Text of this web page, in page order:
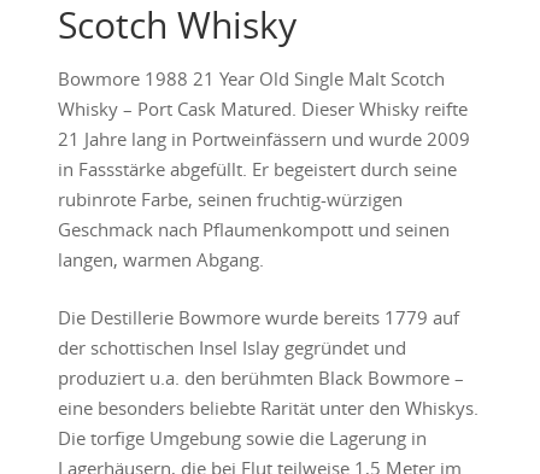
Scotch Whisky
Bowmore 1988 21 Year Old Single Malt Scotch
Whisky – Port Cask Matured. Dieser Whisky reifte
21 Jahre lang in Portweinfässern und wurde 2009
in Fassstärke abgefüllt. Er begeistert durch seine
rubinrote Farbe, seinen fruchtig-würzigen
Geschmack nach Pflaumenkompott und seinen
langen, warmen Abgang.
Die Destillerie Bowmore wurde bereits 1779 auf
der schottischen Insel Islay gegründet und
produziert u.a. den berühmten Black Bowmore –
eine besonders beliebte Rarität unter den Whiskys.
Die torfige Umgebung sowie die Lagerung in
Lagerhäusern, die bei Flut teilweise 1,5 Meter im